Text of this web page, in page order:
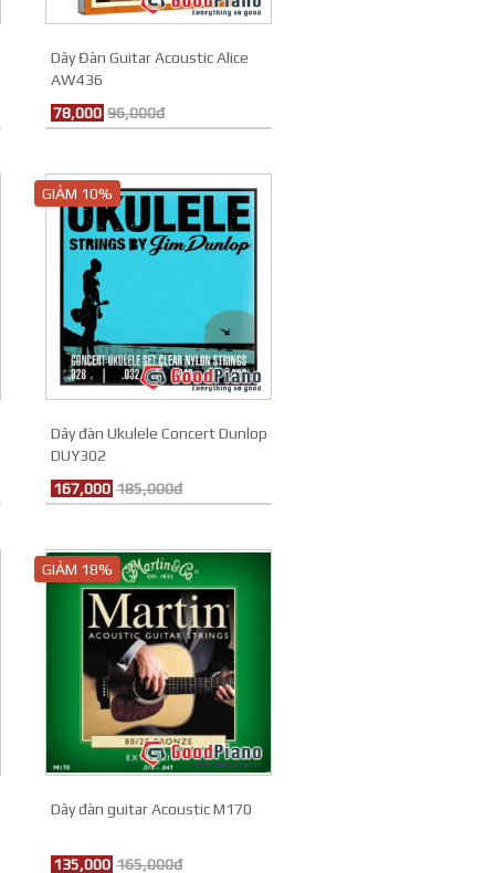
Dây Đàn Guitar Acoustic Alice
AW436
78,000 96,000đ
GIẢM 10%
Dây đàn Ukulele Concert Dunlop
DUY302
167,000 185,000đ
GIẢM 18%
Dây đàn guitar Acoustic M170
135,000 165,000đ